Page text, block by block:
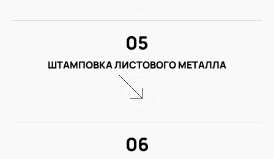
ШТАМПОВКА ЛИСТОВОГО МЕТАЛЛА
05
06